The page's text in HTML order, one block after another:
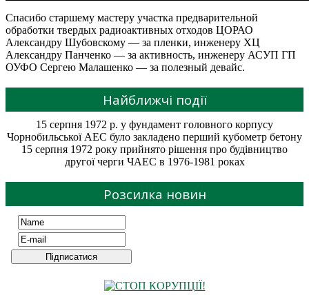
Спасибо старшему мастеру участка предварительной
обработки твердых радиоактивных отходов ЦОРАО
Александру Шубовскому — за пленки, инженеру ХЦ
Александру Панченко — за активность, инженеру АСУП ГП
ОУФО Сергею Малашенко — за полезный девайс.
Найближчі події
15 серпня 1972 р. у фундамент головного корпусу
Чорнобильської АЕС було закладено перший кубометр бетону
15 серпня 1972 року прийнято рішення про будівництво
другої черги ЧАЕС в 1976-1981 роках
Розсилка новин